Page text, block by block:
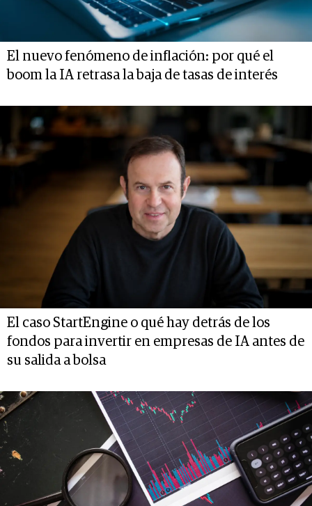
El nuevo fenómeno de inflación: por qué el
boom la IA retrasa la baja de tasas de interés
El caso StartEngine o qué hay detrás de los
fondos para invertir en empresas de IA antes de
su salida a bolsa